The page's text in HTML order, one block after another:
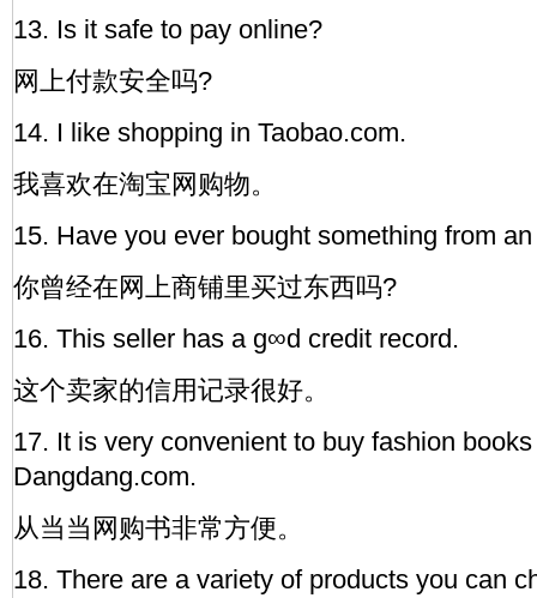
13. Is it safe to pay online?
网上付款安全吗?
14. I like shopping in Taobao.com.
我喜欢在淘宝网购物。
15. Have you ever bought something from
你曾经在网上商铺里买过东西吗?
16. This seller has a g∞d credit record.
这个卖家的信用记录很好。
17. It is very convenient to buy fashion
Dangdang.com.
从当当网购书非常方便。
18. There are a variety of products you can